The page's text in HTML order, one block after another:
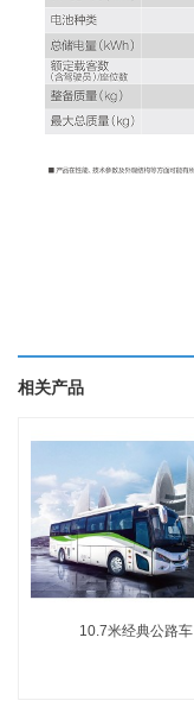
相关产品
10.7米经典公路车